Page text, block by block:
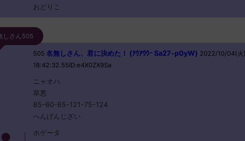
おどりこ
しさん505
505 名無しさん、君に決めた！ (ｱｳｱｳｳｰ Sa27-p0yW) 2022/10/04(火)
18:42:32.55ID:e4X0ZX9Sa
ニャオハ
草悪
85-60-65-121-75-124
へんげんじざい
ホゲータ